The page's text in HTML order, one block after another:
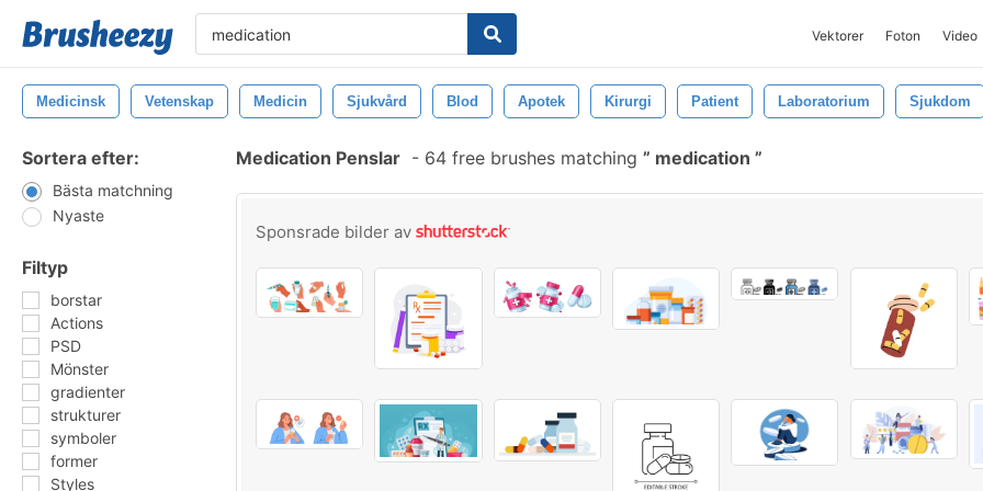
Vektorer Foton Video
Medicinsk Vetenskap Medicin Sjukvård Blod Apotek Kirurgi Patient Laboratorium Sjukdom
Sortera efter:
Bästa matchning
Nyaste
Filtyp
borstar
Actions
PSD
Mönster
gradienter
strukturer
symboler
former
Styles
Medication Penslar - 64 free brushes matching medication
Sponsrade bilder av